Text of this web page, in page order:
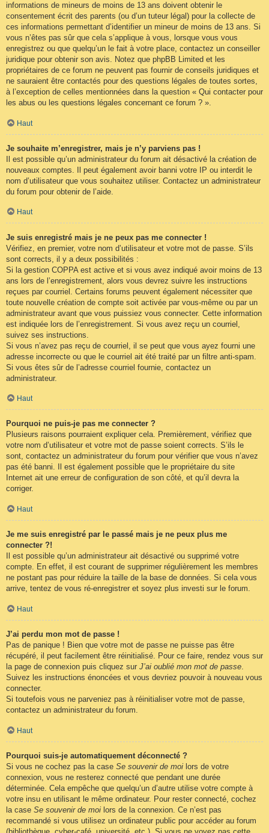
informations de mineurs de moins de 13 ans doivent obtenir le
consentement écrit des parents (ou d’un tuteur légal) pour la collecte de
ces informations permettant d’identifier un mineur de moins de 13 ans. Si
vous n’êtes pas sûr que cela s’applique à vous, lorsque vous vous
enregistrez ou que quelqu’un le fait à votre place, contactez un conseiller
juridique pour obtenir son avis. Notez que phpBB Limited et les
propriétaires de ce forum ne peuvent pas fournir de conseils juridiques et
ne sauraient être contactés pour des questions légales de toutes sortes,
à l’exception de celles mentionnées dans la question « Qui contacter pour
les abus ou les questions légales concernant ce forum ? ».
Haut
Je souhaite m’enregistrer, mais je n’y parviens pas !
Il est possible qu’un administrateur du forum ait désactivé la création de
nouveaux comptes. Il peut également avoir banni votre IP ou interdit le
nom d’utilisateur que vous souhaitez utiliser. Contactez un administrateur
du forum pour obtenir de l’aide.
Haut
Je suis enregistré mais je ne peux pas me connecter !
Vérifiez, en premier, votre nom d’utilisateur et votre mot de passe. S’ils
sont corrects, il y a deux possibilités :
Si la gestion COPPA est active et si vous avez indiqué avoir moins de 13
ans lors de l’enregistrement, alors vous devrez suivre les instructions
reçues par courriel. Certains forums peuvent également nécessiter que
toute nouvelle création de compte soit activée par vous-même ou par un
administrateur avant que vous puissiez vous connecter. Cette information
est indiquée lors de l’enregistrement. Si vous avez reçu un courriel,
suivez ses instructions.
Si vous n’avez pas reçu de courriel, il se peut que vous ayez fourni une
adresse incorrecte ou que le courriel ait été traité par un filtre anti-spam.
Si vous êtes sûr de l’adresse courriel fournie, contactez un
administrateur.
Haut
Pourquoi ne puis-je pas me connecter ?
Plusieurs raisons pourraient expliquer cela. Premièrement, vérifiez que
votre nom d’utilisateur et votre mot de passe soient corrects. S’ils le
sont, contactez un administrateur du forum pour vérifier que vous n’avez
pas été banni. Il est également possible que le propriétaire du site
Internet ait une erreur de configuration de son côté, et qu’il devra la
corriger.
Haut
Je me suis enregistré par le passé mais je ne peux plus me
connecter ?!
Il est possible qu’un administrateur ait désactivé ou supprimé votre
compte. En effet, il est courant de supprimer régulièrement les membres
ne postant pas pour réduire la taille de la base de données. Si cela vous
arrive, tentez de vous ré-enregistrer et soyez plus investi sur le forum.
Haut
J’ai perdu mon mot de passe !
Pas de panique ! Bien que votre mot de passe ne puisse pas être
récupéré, il peut facilement être réinitialisé. Pour ce faire, rendez vous sur
la page de connexion puis cliquez sur J’ai oublié mon mot de passe.
Suivez les instructions énoncées et vous devriez pouvoir à nouveau vous
connecter.
Si toutefois vous ne parveniez pas à réinitialiser votre mot de passe,
contactez un administrateur du forum.
Haut
Pourquoi suis-je automatiquement déconnecté ?
Si vous ne cochez pas la case Se souvenir de moi lors de votre
connexion, vous ne resterez connecté que pendant une durée
déterminée. Cela empêche que quelqu’un d’autre utilise votre compte à
votre insu en utilisant le même ordinateur. Pour rester connecté, cochez
la case Se souvenir de moi lors de la connexion. Ce n’est pas
recommandé si vous utilisez un ordinateur public pour accéder au forum